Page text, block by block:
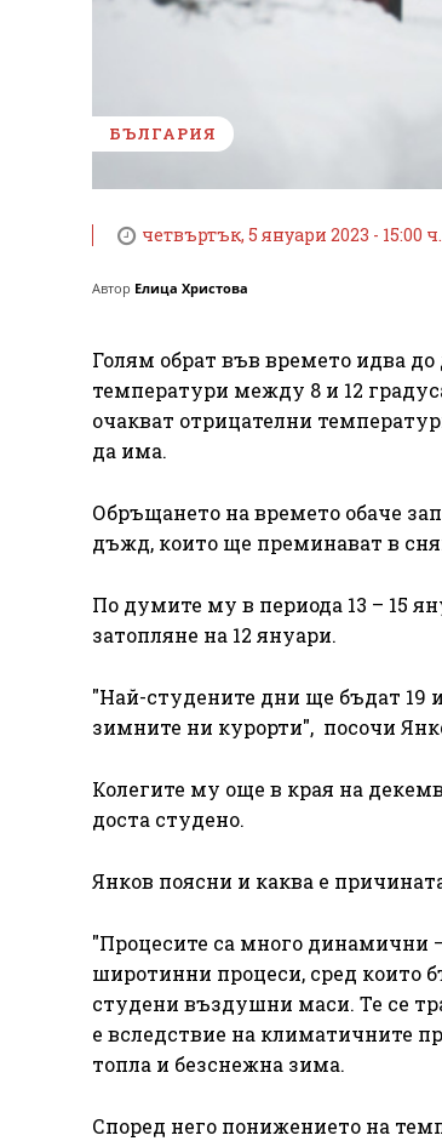
БЪЛГАРИЯ
четвъртък, 5 януари 2023 - 15:00 ч.
Автор Елица Христова
Голям обрат във времето идва
температури между 8 и 12
очакват отрицателни
да има.
Обръщането на времето обаче
дъжд, които ще преминават в
По думите му в периода 13 – 15
затопляне на 12 януари.
"Най-студените дни ще бъдат 19
зимните ни курорти", посочи
Колегите му още в края на
доста студено.
Янков поясни и каква е
"Процесите са много динамични
широтинни процеси, сред които
студени въздушни маси. Те се
е вследствие на климатичните
топла и безснежна зима.
Според него понижението на